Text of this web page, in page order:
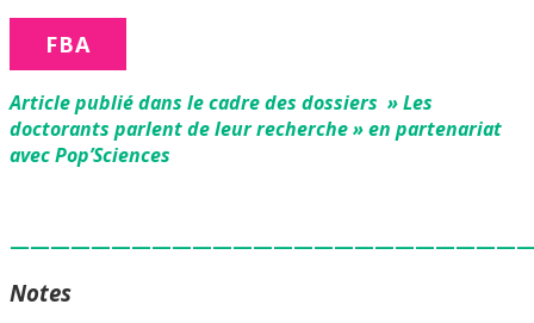
FBA
Article publié dans le cadre des dossiers » Les
doctorants parlent de leur recherche » en partenariat
avec Pop’Sciences
Notes